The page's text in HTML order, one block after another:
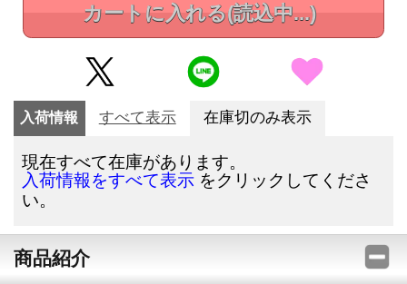
カートに入れる(読込中...)
入荷情報 すべて表示 在庫切のみ表示
現在すべて在庫があります。
入荷情報をすべて表示 をクリックしてくださ
い。
商品紹介